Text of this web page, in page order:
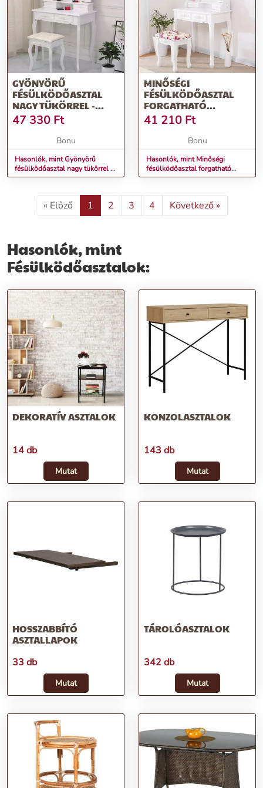
GYÖNYÖRŰ
FÉSÜLKÖDŐASZTAL
NAGY TÜKÖRREL -
FEHÉR
47 330 Ft
Bonu
Hasonlók, mint Gyönyörű
fésülködőasztal nagy tükörrel -
fehér
MINŐSÉGI
FÉSÜLKÖDŐASZTAL
FORGATHATÓ
TÜKÖRREL ÉS
ZSÁMOLLYAL
41 210 Ft
Bonu
Hasonlók, mint Minőségi
fésülködőasztal forgatható
tükörrel és zsámollyal
« Előző 1 2 3 4 Következő »
Hasonlók, mint
Fésülködőasztalok:
DEKORATÍV ASZTALOK
14 db
Mutat
KONZOLASZTALOK
143 db
Mutat
HOSSZABBÍTÓ
ASZTALLAPOK
33 db
Mutat
TÁROLÓASZTALOK
342 db
Mutat